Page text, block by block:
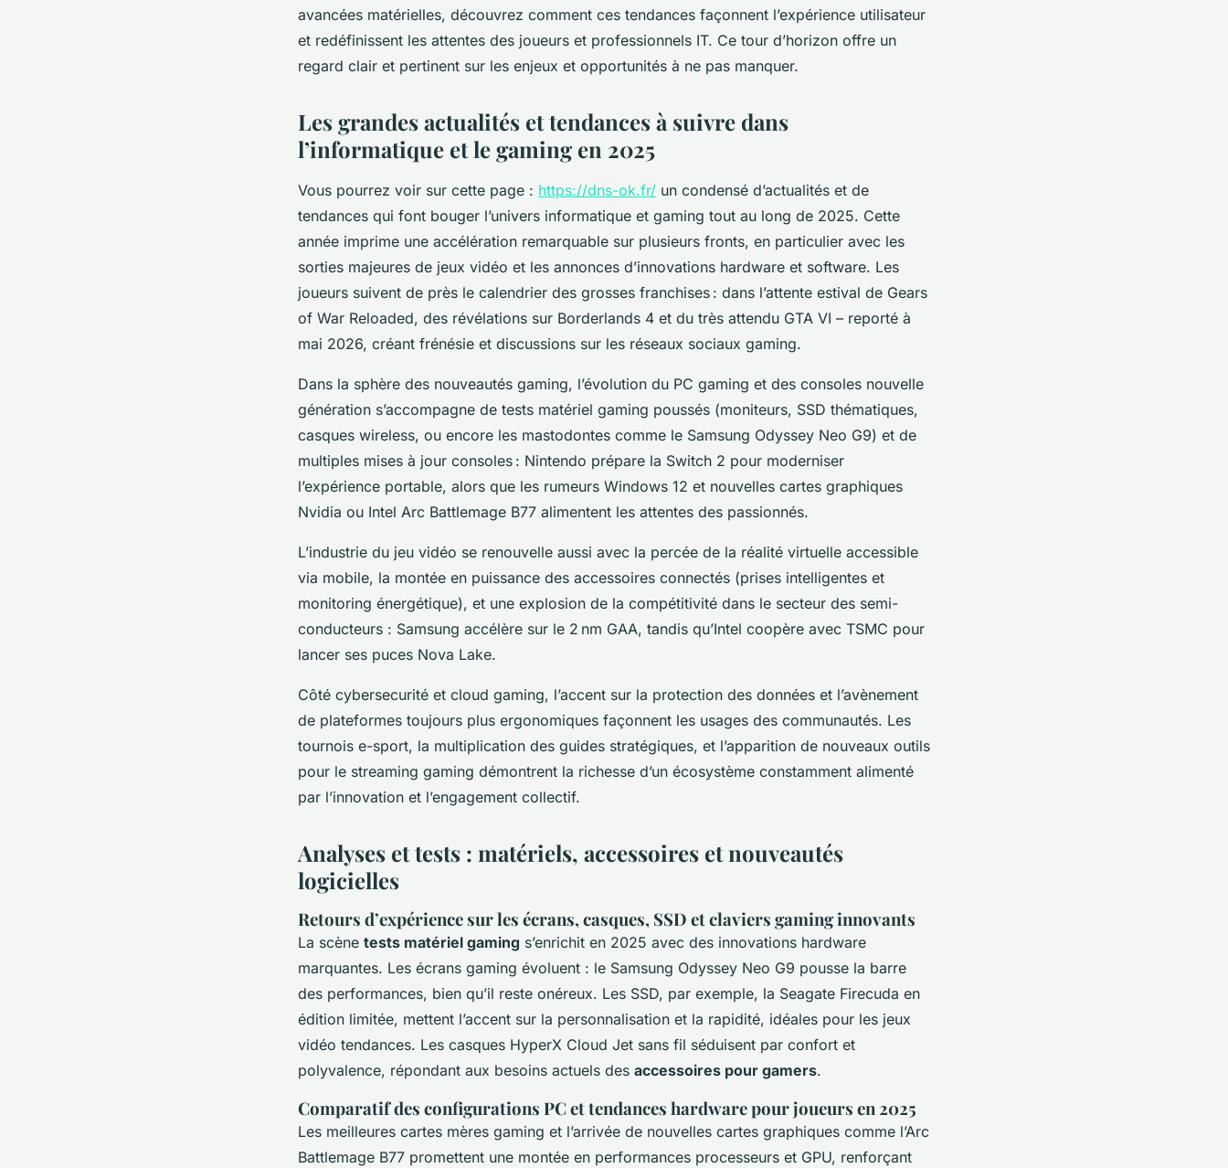
avancées matérielles, découvrez comment ces tendances façonnent l’expérience utilisateur
et redéfinissent les attentes des joueurs et professionnels IT. Ce tour d’horizon offre un
regard clair et pertinent sur les enjeux et opportunités à ne pas manquer.
Les grandes actualités et tendances à suivre dans
l’informatique et le gaming en 2025
Vous pourrez voir sur cette page : https://dns-ok.fr/ un condensé d’actualités et de
tendances qui font bouger l’univers informatique et gaming tout au long de 2025. Cette
année imprime une accélération remarquable sur plusieurs fronts, en particulier avec les
sorties majeures de jeux vidéo et les annonces d’innovations hardware et software. Les
joueurs suivent de près le calendrier des grosses franchises : dans l’attente estival de Gears
of War Reloaded, des révélations sur Borderlands 4 et du très attendu GTA VI – reporté à
mai 2026, créant frénésie et discussions sur les réseaux sociaux gaming.
Dans la sphère des nouveautés gaming, l’évolution du PC gaming et des consoles nouvelle
génération s’accompagne de tests matériel gaming poussés (moniteurs, SSD thématiques,
casques wireless, ou encore les mastodontes comme le Samsung Odyssey Neo G9) et de
multiples mises à jour consoles : Nintendo prépare la Switch 2 pour moderniser
l’expérience portable, alors que les rumeurs Windows 12 et nouvelles cartes graphiques
Nvidia ou Intel Arc Battlemage B77 alimentent les attentes des passionnés.
L’industrie du jeu vidéo se renouvelle aussi avec la percée de la réalité virtuelle accessible
via mobile, la montée en puissance des accessoires connectés (prises intelligentes et
monitoring énergétique), et une explosion de la compétitivité dans le secteur des semi-
conducteurs : Samsung accélère sur le 2 nm GAA, tandis qu’Intel coopère avec TSMC pour
lancer ses puces Nova Lake.
Côté cybersecurité et cloud gaming, l’accent sur la protection des données et l’avènement
de plateformes toujours plus ergonomiques façonnent les usages des communautés. Les
tournois e-sport, la multiplication des guides stratégiques, et l’apparition de nouveaux outils
pour le streaming gaming démontrent la richesse d’un écosystème constamment alimenté
par l’innovation et l’engagement collectif.
Analyses et tests : matériels, accessoires et nouveautés
logicielles
Retours d’expérience sur les écrans, casques, SSD et claviers gaming innovants
La scène tests matériel gaming s’enrichit en 2025 avec des innovations hardware
marquantes. Les écrans gaming évoluent : le Samsung Odyssey Neo G9 pousse la barre
des performances, bien qu’il reste onéreux. Les SSD, par exemple, la Seagate Firecuda en
édition limitée, mettent l’accent sur la personnalisation et la rapidité, idéales pour les jeux
vidéo tendances. Les casques HyperX Cloud Jet sans fil séduisent par confort et
polyvalence, répondant aux besoins actuels des accessoires pour gamers.
Comparatif des configurations PC et tendances hardware pour joueurs en 2025
Les meilleures cartes mères gaming et l’arrivée de nouvelles cartes graphiques comme l’Arc
Battlemage B77 promettent une montée en performances processeurs et GPU, renforçant